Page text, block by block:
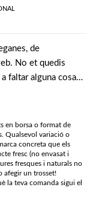
de
No et quedis
faltar alguna cosa…
en borsa o format de
Qualsevol variació o
concreta que els
fresc (no envasat i
fresques i naturals no
afegir un trosset!
la teva comanda sigui el